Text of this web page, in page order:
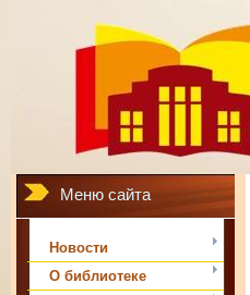
Меню сайта
Новости
О библиотеке